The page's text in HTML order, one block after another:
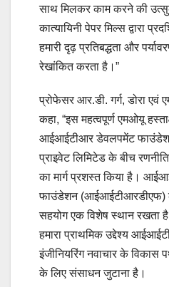
साथ मिलकर काम करने की
कात्यायिनी पेपर मिल्स द्वारा
हमारी दृढ़ प्रतिबद्धता और
रेखांकित करता है।”
प्रोफेसर आर.डी. गर्ग, डोरा
कहा, “इस महत्वपूर्ण एमओयू
आईआईटीआर डेवलपमेंट फाउंडेशन
प्राइवेट लिमिटेड के बीच
का मार्ग प्रशस्त किया है।
फाउंडेशन (आईआईटीआरडीएफ)
सहयोग एक विशेष स्थान
हमारा प्राथमिक उद्देश्य
इंजीनियरिंग नवाचार के विकास
के लिए संसाधन जुटाना है।